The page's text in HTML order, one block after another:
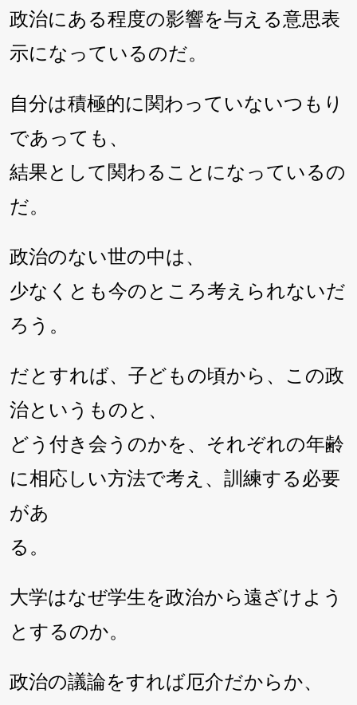
政治にある程度の影響を与える意思表
示になっているのだ。
自分は積極的に関わっていないつもり
であっても、
結果として関わることになっているの
だ。
政治のない世の中は、
少なくとも今のところ考えられないだ
ろう。
だとすれば、子どもの頃から、この政
治というものと、
どう付き会うのかを、それぞれの年齢
に相応しい方法で考え、訓練する必要
があ
る。
大学はなぜ学生を政治から遠ざけよう
とするのか。
政治の議論をすれば厄介だからか、